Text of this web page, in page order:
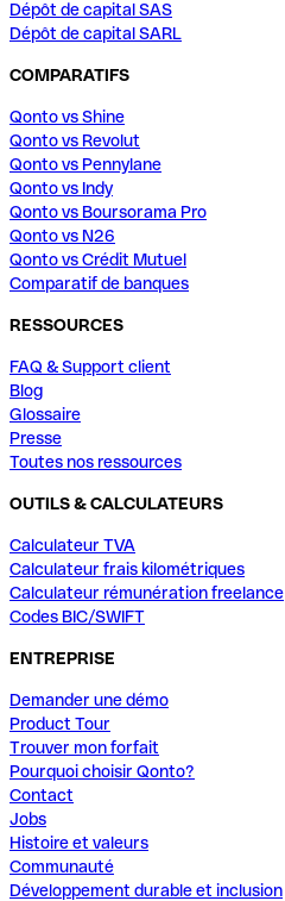
Dépôt de capital SAS
Dépôt de capital SARL
COMPARATIFS
Qonto vs Shine
Qonto vs Revolut
Qonto vs Pennylane
Qonto vs Indy
Qonto vs Boursorama Pro
Qonto vs N26
Qonto vs Crédit Mutuel
Comparatif de banques
RESSOURCES
FAQ & Support client
Blog
Glossaire
Presse
Toutes nos ressources
OUTILS & CALCULATEURS
Calculateur TVA
Calculateur frais kilométriques
Calculateur rémunération freelance
Codes BIC/SWIFT
ENTREPRISE
Demander une démo
Product Tour
Trouver mon forfait
Pourquoi choisir Qonto?
Contact
Jobs
Histoire et valeurs
Communauté
Développement durable et inclusion